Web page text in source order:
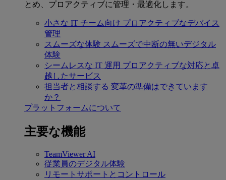
とめ、プロアクティブに管理・最適化します。
小さな IT チーム向け プロアクティブなデバイス
管理
スムーズな体験 スムーズで中断の無いデジタル
体験
シームレスな IT 運用 プロアクティブな対応と卓
越したサービス
担当者と相談する 変革の準備はできています
か？
プラットフォームについて
主要な機能
TeamViewer AI
従業員のデジタル体験
リモートサポートとコントロール